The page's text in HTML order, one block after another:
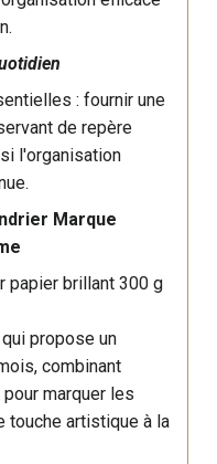
: fournir une
de repère
l'organisation
Marque
papier brillant 300 g
propose un
combinant
marquer les
touche artistique à la